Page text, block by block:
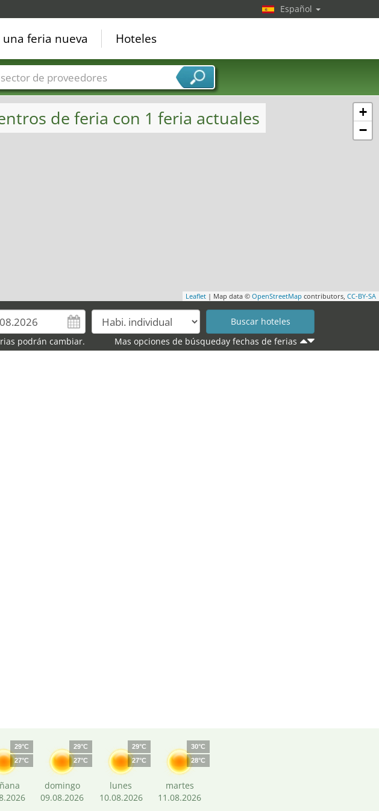
+
−
Leaflet | Map data © OpenStreetMap contributors, CC-BY-SA
de feria con 1 feria actuales
podrán cambiar. Mas opciones de búsqueday fechas de ferias
29°C
27°C
29°C
27°C
domingo
09.08.2026
29°C
27°C
lunes
10.08.2026
30°C
28°C
martes
11.08.2026
Español
feria nueva Hoteles
Sectores de proveedor de servicios